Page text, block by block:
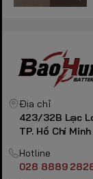
Địa chỉ
423/32B Lạc
TP. Hồ Chí
Hotline
028 8889